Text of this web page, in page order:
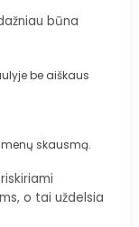
būna
be aiškaus
skausmą.
o tai uždelsia